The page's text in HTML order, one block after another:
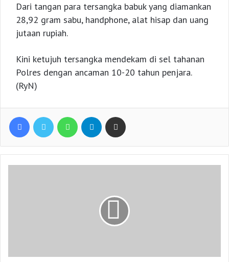
Dari tangan para tersangka babuk yang diamankan
28,92 gram sabu, handphone, alat hisap dan uang
jutaan rupiah.
Kini ketujuh tersangka mendekam di sel tahanan
Polres dengan ancaman 10-20 tahun penjara.
(RyN)
Facebook Twitter WhatsApp Telegram